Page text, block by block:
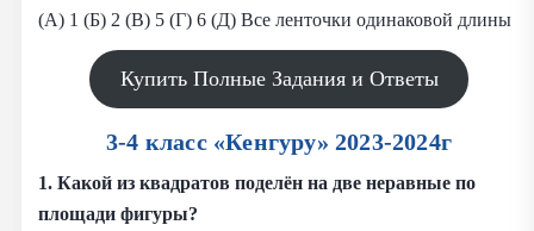
(А) 1 (Б) 2 (B) 5 (Г) 6 (Д) Все ленточки одинаковой длины
Купить Полные Задания и Ответы
3-4 класс «Кенгуру» 2023-2024г
1. Какой из квадратов поделён на две неравные по
площади фигуры?